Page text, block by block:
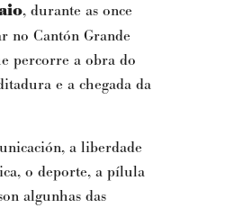
, durante as once
no Cantón Grande
percorre a obra do
e a chegada da
a liberdade
o deporte, a pílula
algunhas das